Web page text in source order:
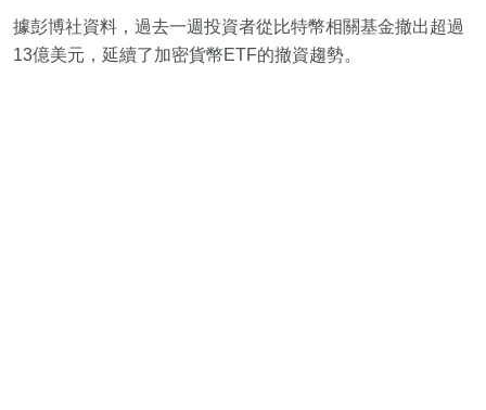
據彭博社資料，過去一週投資者從比特幣相關基金撤出超過
13億美元，延續了加密貨幣ETF的撤資趨勢。